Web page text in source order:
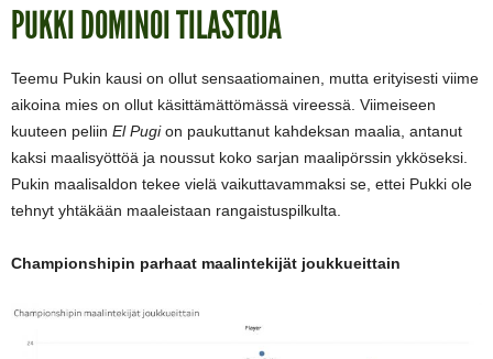
PUKKI DOMINOI TILASTOJA
Teemu Pukin kausi on ollut sensaatiomainen, mutta erityisesti viime
aikoina mies on ollut käsittämättömässä vireessä. Viimeiseen
kuuteen peliin El Pugion paukuttanut kahdeksan maalia, antanut
kaksi maalisyöttöä ja noussut koko sarjan maalipörssin ykköseksi.
Pukin maalisaldon tekee vielä vaikuttavammaksi se, ettei Pukki ole
tehnyt yhtäkään maaleistaan rangaistuspilkulta.
Championshipin parhaat maalintekijät joukkueittain